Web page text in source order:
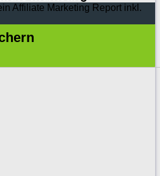
Affiliate Marketing Report inkl.